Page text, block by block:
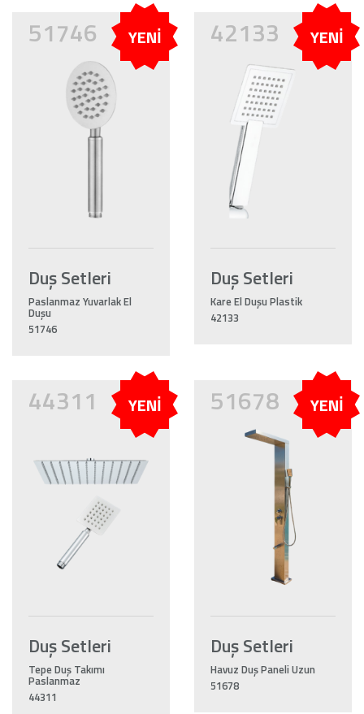
51746 YENİ
Duş Setleri
Paslanmaz Yuvarlak El
Duşu
51746
42133 YENİ
Duş Setleri
Kare El Duşu Plastik
42133
44311 YENİ
Duş Setleri
Tepe Duş Takımı
Paslanmaz
44311
51678 YENİ
Duş Setleri
Havuz Duş Paneli Uzun
51678